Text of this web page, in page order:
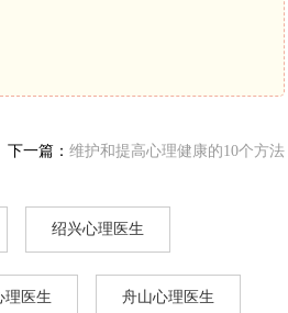
下一篇： 维护和提高心理健康的10个方法
绍兴心理医生
理医生 舟山心理医生